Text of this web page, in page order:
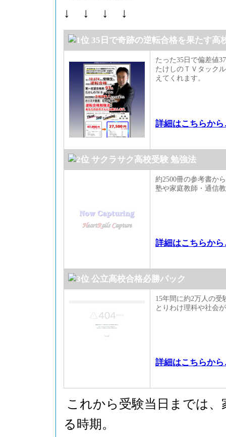
↓ ↓ ↓ ↓
35日で奇跡の逆転合格を果たす高
たった35日で偏差値
たけしのＴＶタック
えてくれます。
詳細はこちらか
サクラサク高校受験 勉強法
約2500冊の参考書か
塾や家庭教師・通信
詳細はこちらか
公立高校合格必勝パック
15年間に約2万人の
とりわけ理科や社会
詳細はこちらか
これから受験当日までは
る時期。